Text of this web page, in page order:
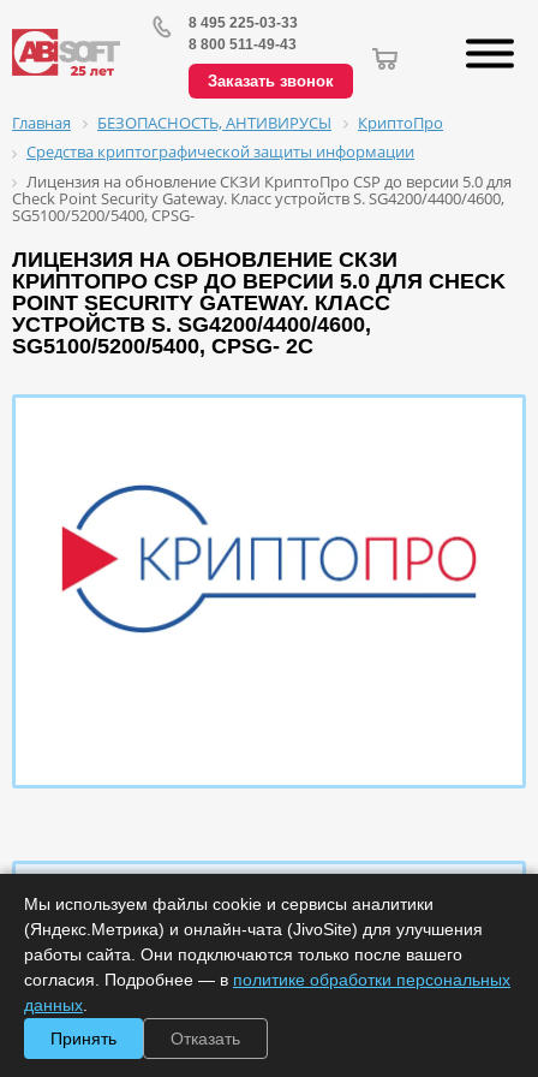
8 495 225-03-33
8 800 511-49-43
Заказать звонок
Главная БЕЗОПАСНОСТЬ, АНТИВИРУСЫ
КриптоПро
Средства криптографической защиты информации
Лицензия на обновление СКЗИ КриптоПро CSP до версии 5.0 для
Check Point Security Gateway. Класс устройств S. SG4200/4400/4600,
SG5100/5200/5400, CPSG-
ЛИЦЕНЗИЯ НА ОБНОВЛЕНИЕ СКЗИ
КРИПТОПРО CSP ДО ВЕРСИИ 5.0 ДЛЯ CHECK
POINT SECURITY GATEWAY. КЛАСС
УСТРОЙСТВ S. SG4200/4400/4600,
SG5100/5200/5400, CPSG- 2C
Характеристики
Код :
0000-366637
Обработка заказа :
Мы используем файлы cookie и сервисы аналитики
(Яндекс.Метрика) и онлайн-чата (JivoSite) для улучшения
работы сайта. Они подключаются только после вашего
согласия. Подробнее — в политике обработки персональных
данных
Принять
Отказать